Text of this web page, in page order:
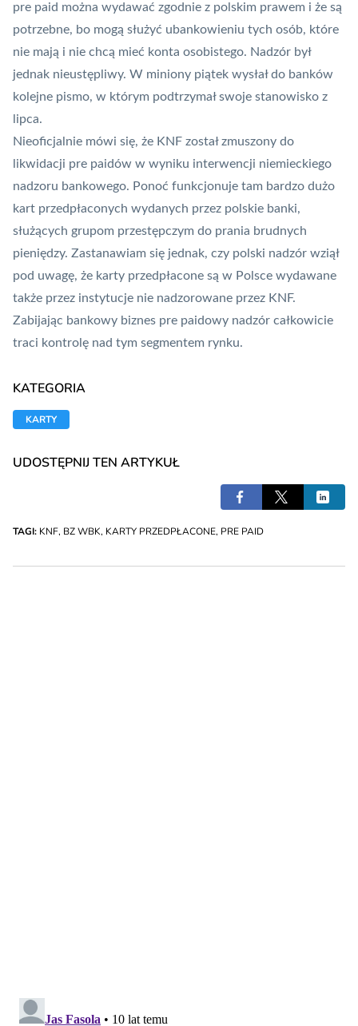
pre paid można wydawać zgodnie z polskim prawem i że są
potrzebne, bo mogą służyć ubankowieniu tych osób, które
nie mają i nie chcą mieć konta osobistego. Nadzór był
jednak nieustępliwy. W miniony piątek wysłał do banków
kolejne pismo, w którym podtrzymał swoje stanowisko z
lipca.
Nieoficjalnie mówi się, że KNF został zmuszony do
likwidacji pre paidów w wyniku interwencji niemieckiego
nadzoru bankowego. Ponoć funkcjonuje tam bardzo dużo
kart przedpłaconych wydanych przez polskie banki,
służących grupom przestępczym do prania brudnych
pieniędzy. Zastanawiam się jednak, czy polski nadzór wziął
pod uwagę, że karty przedpłacone są w Polsce wydawane
także przez instytucje nie nadzorowane przez KNF.
Zabijając bankowy biznes pre paidowy nadzór całkowicie
traci kontrolę nad tym segmentem rynku.
KATEGORIA
KARTY
UDOSTĘPNIJ TEN ARTYKUŁ
TAGI: KNF, BZ WBK, KARTY PRZEDPŁACONE, PRE PAID